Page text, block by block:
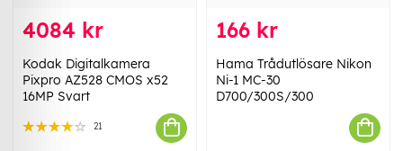
4084 kr
Kodak Digitalkamera
Pixpro AZ528 CMOS x52
16MP Svart
21
166 kr
Hama Trådutlösare Nikon
Ni-1 MC-30
D700/300S/300